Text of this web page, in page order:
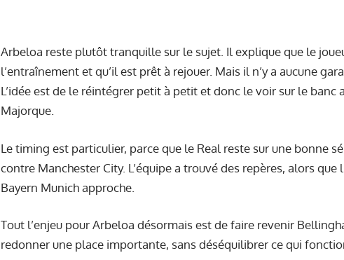
Arbeloa reste plutôt tranquille sur le sujet. Il explique que le
l’entraînement et qu’il est prêt à rejouer. Mais il n’y a aucune
L’idée est de le réintégrer petit à petit et donc le voir sur le banc
Majorque.
Le timing est particulier, parce que le Real reste sur une bonne
contre Manchester City. L’équipe a trouvé des repères, alors que
Bayern Munich approche.
Tout l’enjeu pour Arbeloa désormais est de faire revenir
redonner une place importante, sans déséquilibrer ce qui